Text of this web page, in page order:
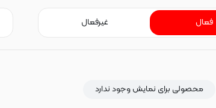
فعال غیرفعال
محصولی برای نمایش وجود ندارد